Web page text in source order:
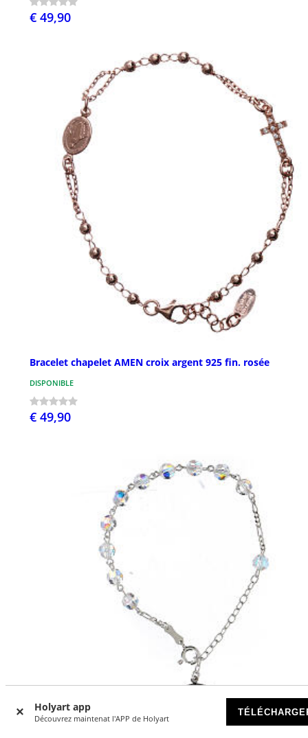
Holyart app
Découvrez maintenat l'APP de Holyart
€ 49,90
Bracelet chapelet AMEN croix argent 925 fin. rosée
DISPONIBLE
€ 49,90